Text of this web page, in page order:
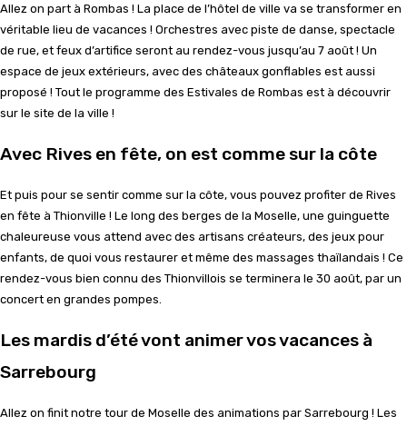
Allez on part à Rombas ! La place de l’hôtel de ville va se transformer en
véritable lieu de vacances ! Orchestres avec piste de danse, spectacle
de rue, et feux d’artifice seront au rendez-vous jusqu’au 7 août ! Un
espace de jeux extérieurs, avec des châteaux gonflables est aussi
proposé ! Tout le programme des Estivales de Rombas est à découvrir
sur le site de la ville !
Avec Rives en fête, on est comme sur la côte
Et puis pour se sentir comme sur la côte, vous pouvez profiter de Rives
en fête à Thionville ! Le long des berges de la Moselle, une guinguette
chaleureuse vous attend avec des artisans créateurs, des jeux pour
enfants, de quoi vous restaurer et même des massages thaïlandais ! Ce
rendez-vous bien connu des Thionvillois se terminera le 30 août, par un
concert en grandes pompes.
Les mardis d’été vont animer vos vacances à
Sarrebourg
Allez on finit notre tour de Moselle des animations par Sarrebourg ! Les